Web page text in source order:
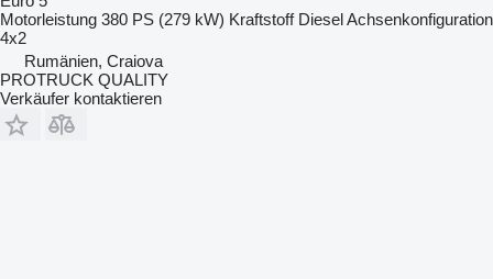
Motorleistung 380 PS (279 kW) Kraftstoff DieselAchsenkonfiguration
4x2
Rumänien, Craiova
PROTRUCK QUALITY
Verkäufer kontaktieren